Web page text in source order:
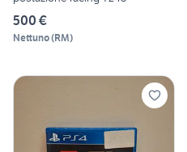
500 €
Nettuno(RM)